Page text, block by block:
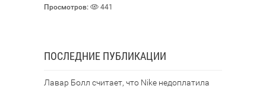
Просмотров: 441
ПОСЛЕДНИЕ ПУБЛИКАЦИИ
Лавар Болл считает, что Nike недоплатила